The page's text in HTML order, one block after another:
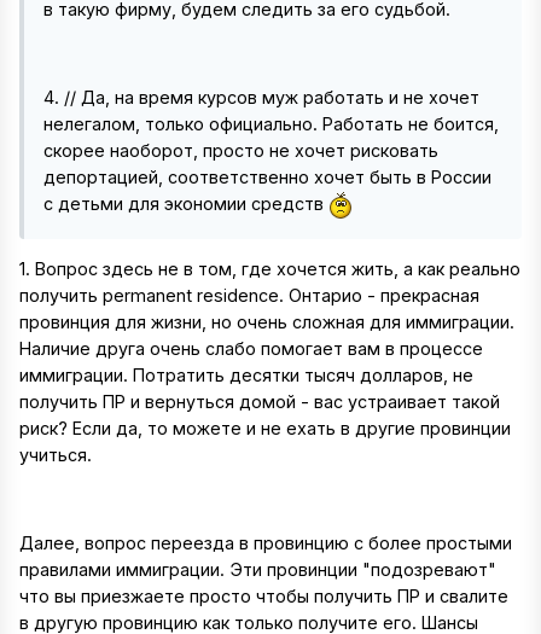
в такую фирму, будем следить за его судьбой.
4. // Да, на время курсов муж работать и не хочет
нелегалом, только официально. Работать не боится,
скорее наоборот, просто не хочет рисковать
депортацией, соответственно хочет быть в России
с детьми для экономии средств
1. Вопрос здесь не в том, где хочется жить, а как реально
получить permanent residence. Онтарио - прекрасная
провинция для жизни, но очень сложная для иммиграции.
Наличие друга очень слабо помогает вам в процессе
иммиграции. Потратить десятки тысяч долларов, не
получить ПР и вернуться домой - вас устраивает такой
риск? Если да, то можете и не ехать в другие провинции
учиться.
Далее, вопрос переезда в провинцию с более простыми
правилами иммиграции. Эти провинции "подозревают"
что вы приезжаете просто чтобы получить ПР и свалите
в другую провинцию как только получите его. Шансы